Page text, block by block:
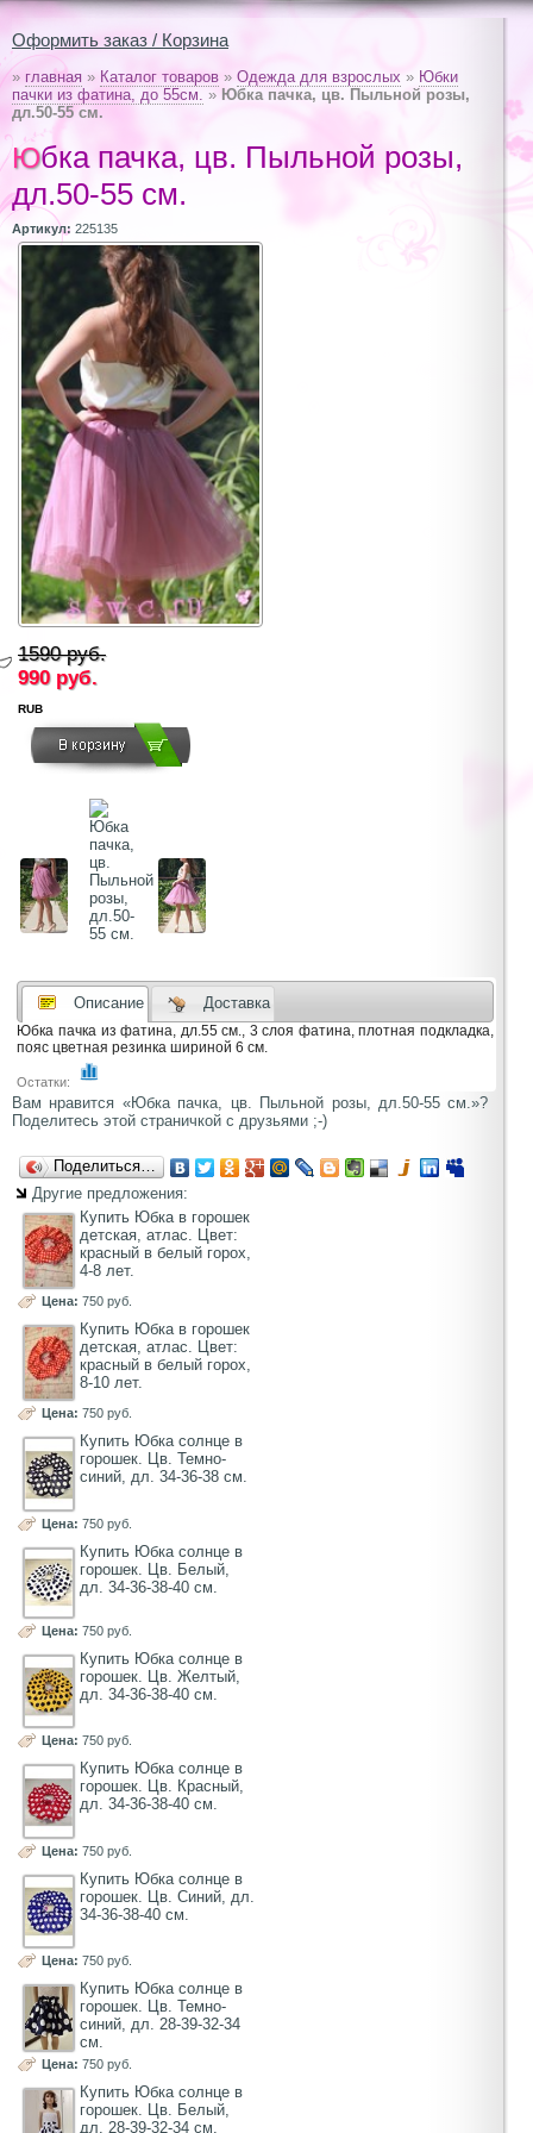
Оформить заказ / Корзина
» главная » Каталог товаров » Одежда для взрослых » Юбки
пачки из фатина, до 55см. » Юбка пачка, цв. Пыльной розы,
дл.50-55 см.
Юбка пачка, цв. Пыльной розы,
дл.50-55 см.
Артикул: 225135
1590 руб.
990 руб.
RUB
Описание Доставка
Юбка пачка из фатина, дл.55 см., 3 слоя фатина, плотная подкладка,
пояс цветная резинка шириной 6 см.
Остатки:
Вам нравится «Юбка пачка, цв. Пыльной розы, дл.50-55 см.»?
Поделитесь этой страничкой с друзьями ;-)
Поделиться…
Другие предложения:
Купить Юбка в горошек
детская, атлас. Цвет:
красный в белый горох,
4-8 лет.
Цена: 750 руб.
Купить Юбка в горошек
детская, атлас. Цвет:
красный в белый горох,
8-10 лет.
Цена: 750 руб.
Купить Юбка солнце в
горошек. Цв. Темно-
синий, дл. 34-36-38 см.
Цена: 750 руб.
Купить Юбка солнце в
горошек. Цв. Белый,
дл. 34-36-38-40 см.
Цена: 750 руб.
Купить Юбка солнце в
горошек. Цв. Желтый,
дл. 34-36-38-40 см.
Цена: 750 руб.
Купить Юбка солнце в
горошек. Цв. Красный,
дл. 34-36-38-40 см.
Цена: 750 руб.
Купить Юбка солнце в
горошек. Цв. Синий, дл.
34-36-38-40 см.
Цена: 750 руб.
Купить Юбка солнце в
горошек. Цв. Темно-
синий, дл. 28-39-32-34
см.
Цена: 750 руб.
Купить Юбка солнце в
горошек. Цв. Белый,
дл. 28-39-32-34 см.